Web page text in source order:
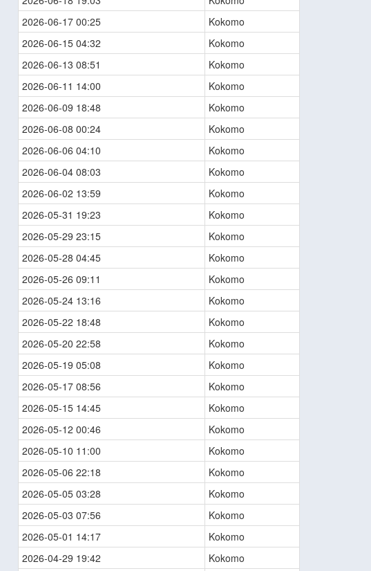
2026-06-17 00:25
Kokomo
2026-06-15 04:32
Kokomo
2026-06-13 08:51
Kokomo
2026-06-11 14:00
Kokomo
2026-06-09 18:48
Kokomo
2026-06-08 00:24
Kokomo
2026-06-06 04:10
Kokomo
2026-06-04 08:03
Kokomo
2026-06-02 13:59
Kokomo
2026-05-31 19:23
Kokomo
2026-05-29 23:15
Kokomo
2026-05-28 04:45
Kokomo
2026-05-26 09:11
Kokomo
2026-05-24 13:16
Kokomo
2026-05-22 18:48
Kokomo
2026-05-20 22:58
Kokomo
2026-05-19 05:08
Kokomo
2026-05-17 08:56
Kokomo
2026-05-15 14:45
Kokomo
2026-05-12 00:46
Kokomo
2026-05-10 11:00
Kokomo
2026-05-06 22:18
Kokomo
2026-05-05 03:28
Kokomo
2026-05-03 07:56
Kokomo
2026-05-01 14:17
Kokomo
2026-04-29 19:42
Kokomo